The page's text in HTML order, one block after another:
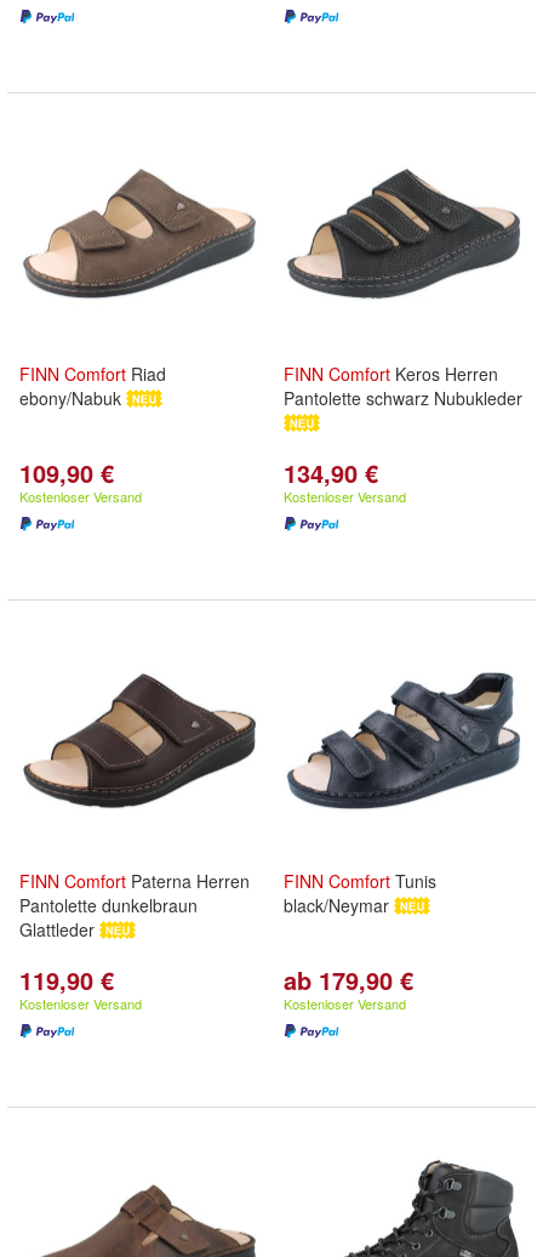
FINN Comfort Riad
ebony/Nabuk
109,90 €
Kostenloser Versand
FINN Comfort Keros Herren
Pantolette schwarz Nubukleder
134,90 €
Kostenloser Versand
FINN Comfort Paterna Herren
Pantolette dunkelbraun
Glattleder
119,90 €
Kostenloser Versand
FINN Comfort Tunis
black/Neymar
ab 179,90 €
Kostenloser Versand